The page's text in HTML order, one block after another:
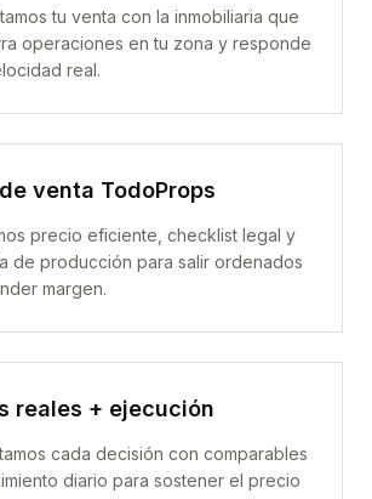
tu venta con la inmobiliaria que
operaciones en tu zona y responde
real.
venta TodoProps
precio eficiente, checklist legal y
de producción para salir ordenados
margen.
reales + ejecución
cada decisión con comparables
diario para sostener el precio